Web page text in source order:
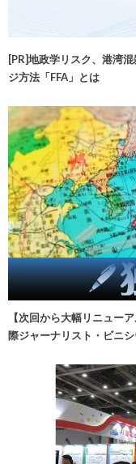
[PR]地政学リスク、港湾
ジ方法「FFA」とは
【次回から大幅リニュー
際ジャーナリスト・ビニ